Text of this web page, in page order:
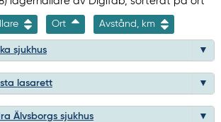
Ort Avstånd, km
sjukhus
lasarett
Älvsborgs sjukhus